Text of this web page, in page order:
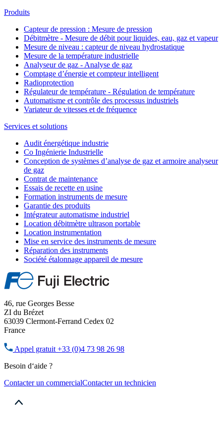
Produits
Capteur de pression : Mesure de pression
Débitmètre - Mesure de débit pour liquides, eau, gaz et vapeur
Mesure de niveau : capteur de niveau hydrostatique
Mesure de la température industrielle
Analyseur de gaz - Analyse de gaz
Comptage d’énergie et compteur intelligent
Radioprotection
Régulateur de température - Régulation de température
Automatisme et contrôle des processus industriels
Variateur de vitesses et de fréquence
Services et solutions
Audit énergétique industrie
Co Ingénierie Industrielle
Conception de systèmes d’analyse de gaz et armoire analyseur
de gaz
Contrat de maintenance
Essais de recette en usine
Formation instruments de mesure
Garantie des produits
Intégrateur automatisme industriel
Location débitmètre ultrason portable
Location instrumentation
Mise en service des instruments de mesure
Réparation des instruments
Société étalonnage appareil de mesure
46, rue Georges Besse
ZI du Brézet
63039 Clermont-Ferrand Cedex 02
France
Appel gratuit +33 (0)4 73 98 26 98
Besoin d‘aide ?
Contacter un commercialContacter un technicien